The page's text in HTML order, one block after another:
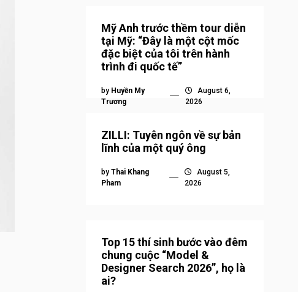
Mỹ Anh trước thềm tour diễn
tại Mỹ: “Đây là một cột mốc
đặc biệt của tôi trên hành
trình đi quốc tế”
by Huyền My
Trương
August 6,
2026
ZILLI: Tuyên ngôn về sự bản
lĩnh của một quý ông
by Thai Khang
Pham
August 5,
2026
Top 15 thí sinh bước vào đêm
chung cuộc “Model &
Designer Search 2026”, họ là
ai?